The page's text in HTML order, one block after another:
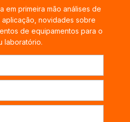
em primeira mão análises de
novidades sobre
de equipamentos para o
laboratório.